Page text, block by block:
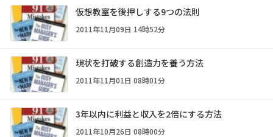
仮想教室を後押しする9つの法則
2011年11月09日 14時52分
現状を打破する創造力を養う方法
2011年11月01日 08時01分
3年以内に利益と収入を2倍にする方法
2011年10月26日 08時00分